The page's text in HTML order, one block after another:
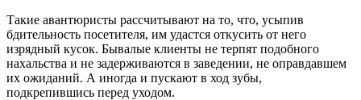
Такие авантюристы рассчитывают на то, что, усыпив
бдительность посетителя, им удастся откусить от него
изрядный кусок. Бывалые клиенты не терпят подобного
нахальства и не задерживаются в заведении, не оправдавшем
их ожиданий. А иногда и пускают в ход зубы,
подкрепившись перед уходом.